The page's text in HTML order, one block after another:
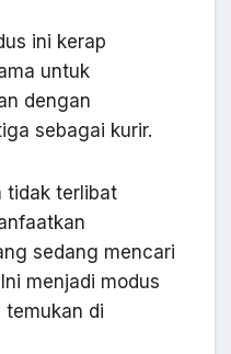
ini kerap
untuk
dengan
sebagai kurir.
tidak terlibat
sedang mencari
menjadi modus
di